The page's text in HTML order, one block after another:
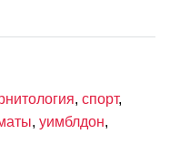
, спорт,
, уимблдон,